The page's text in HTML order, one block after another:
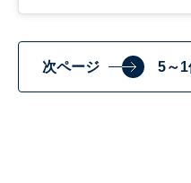
次ページ 5～1